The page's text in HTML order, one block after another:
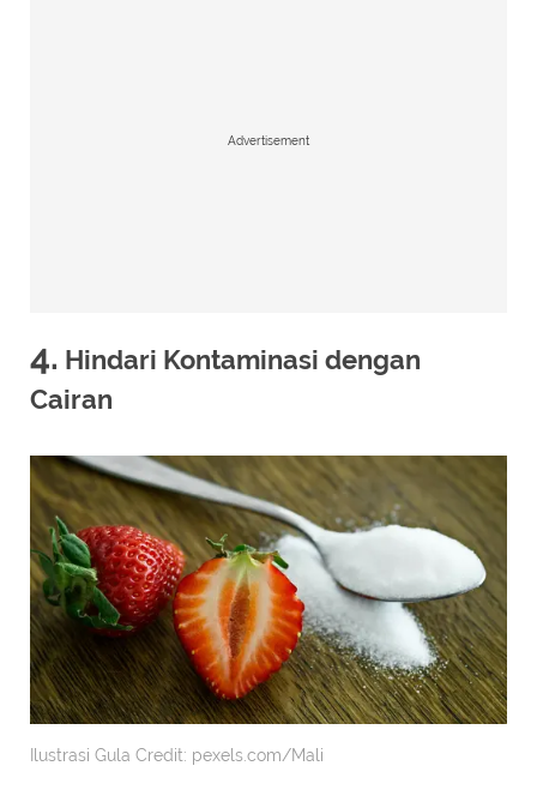
Advertisement
4. Hindari Kontaminasi dengan
Cairan
Ilustrasi Gula Credit: pexels.com/Mali